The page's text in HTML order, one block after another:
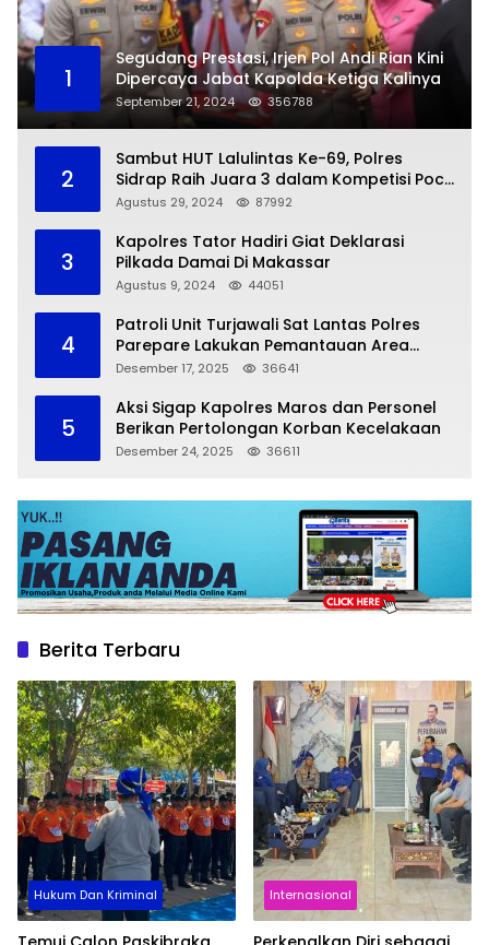
1
Segudang Prestasi, Irjen Pol Andi Rian Kini
Dipercaya Jabat Kapolda Ketiga Kalinya
September 21, 2024 356788
2
Sambut HUT Lalulintas Ke-69, Polres
Sidrap Raih Juara 3 dalam Kompetisi Pocil
Zona 5
Agustus 29, 2024 87992
3
Kapolres Tator Hadiri Giat Deklarasi
Pilkada Damai Di Makassar
Agustus 9, 2024 44051
4
Patroli Unit Turjawali Sat Lantas Polres
Parepare Lakukan Pemantauan Area
Larangan Parkir
Desember 17, 2025 36641
5
Aksi Sigap Kapolres Maros dan Personel
Berikan Pertolongan Korban Kecelakaan
Desember 24, 2025 36611
Berita Terbaru
Hukum Dan Kriminal Internasional